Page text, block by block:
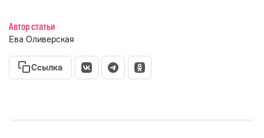
Автор статьи
Ева Оливерская
Ссылка